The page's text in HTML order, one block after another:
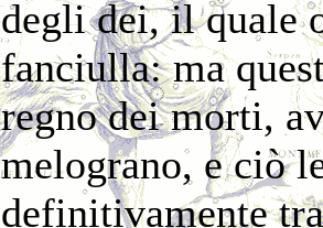
degli dei, il quale
fanciulla: ma
regno dei morti,
melograno, e ciò
definitivamente